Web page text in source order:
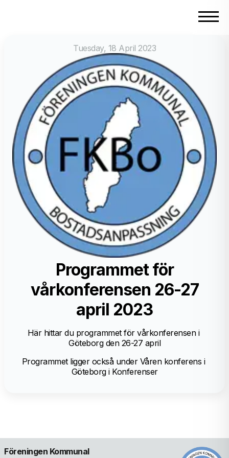
Tuesday, 18 April 2023
Programmet för
vårkonferensen 26-27
april 2023
Här hittar du programmet för vårkonferensen i
Göteborg den 26-27 april
Programmet ligger också under Våren konferens i
Göteborg i Konferenser
Föreningen Kommunal